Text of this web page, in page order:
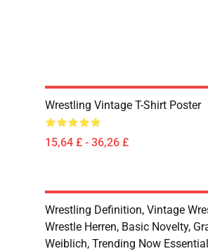
Wrestling Vintage T-Shirt Poster
15,64 £ - 36,26 £
Wrestling Definition, Vintage
Wrestle Herren, Basic Novelty,
Weiblich, Trending Now